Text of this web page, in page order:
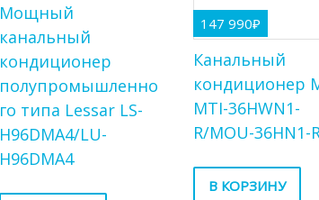
Мощный
канальный
кондиционер
полупромышленно
го типа Lessar LS-
H96DMA4/LU-
H96DMA4
147 990₽
Канальный
кондиционер
MTI-36HWN1-
R/MOU-36HN1-
В КОРЗИНУ